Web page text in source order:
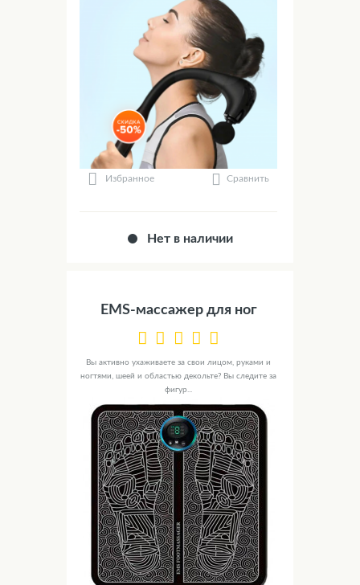
Избранное Сравнить
Нет в наличии
EMS-массажер для ног
Вы активно ухаживаете за свои лицом, руками и
ногтями, шеей и областью декольте? Вы следите за
фигур...